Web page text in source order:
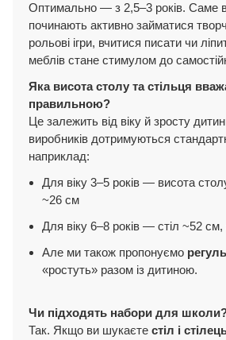
Оптимально — з 2,5–3 років. Саме в
починають активно займатися
рольові ігри, вчитися писати чи
меблів стане стимулом до
Яка висота столу та стільця
правильною?
Це залежить від віку й зросту
виробників дотримуються
наприклад:
Для віку 3–5 років — висота
~26 см
Для віку 6–8 років — стіл ~52
Але ми також пропонуємо
«ростуть» разом із дитиною.
Чи підходять набори для
Так. Якщо ви шукаєте стіл і